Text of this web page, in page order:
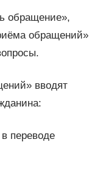
обращение»,
обращений»
вводят
переводе